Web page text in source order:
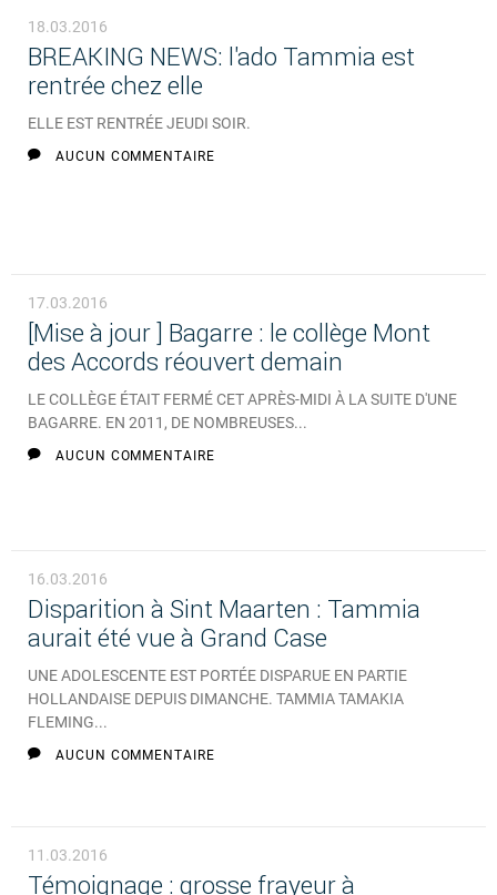
18.03.2016
BREAKING NEWS: l'ado Tammia est
rentrée chez elle
ELLE EST RENTRÉE JEUDI SOIR.
AUCUN COMMENTAIRE
17.03.2016
[Mise à jour ] Bagarre : le collège Mont
des Accords réouvert demain
LE COLLÈGE ÉTAIT FERMÉ CET APRÈS-MIDI À LA SUITE D'UNE
BAGARRE. EN 2011, DE NOMBREUSES...
AUCUN COMMENTAIRE
16.03.2016
Disparition à Sint Maarten : Tammia
aurait été vue à Grand Case
UNE ADOLESCENTE EST PORTÉE DISPARUE EN PARTIE
HOLLANDAISE DEPUIS DIMANCHE. TAMMIA TAMAKIA
FLEMING...
AUCUN COMMENTAIRE
11.03.2016
Témoignage : grosse frayeur à